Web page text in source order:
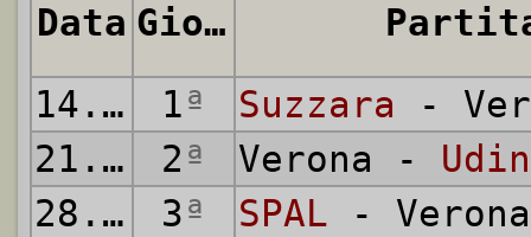
Data Giornata
14.10.1945
1ª Suzzara -
21.10.1945
2ª Verona -
28.10.1945
3ª SPAL - Verona